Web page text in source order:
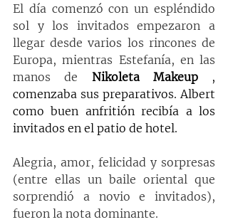
El día comenzó con un espléndido
sol y los invitados empezaron a
llegar desde varios los rincones de
Europa, mientras Estefanía, en las
manos de Nikoleta Makeup ,
comenzaba sus preparativos. Albert
como buen anfritión recibía a los
invitados en el patio de hotel.
Alegria, amor, felicidad y sorpresas
(entre ellas un baile oriental que
sorprendió a novio e invitados),
fueron la nota dominante.